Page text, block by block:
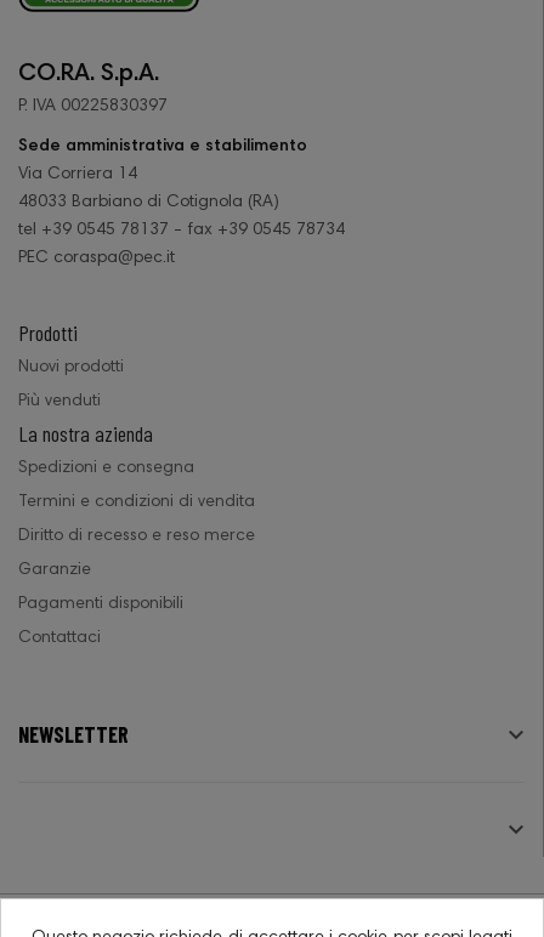
CO.RA. S.p.A.
P. IVA 00225830397
Sede amministrativa e stabilimento
Via Corriera 14
48033 Barbiano di Cotignola (RA)
tel +39 0545 78137 - fax +39 0545 78734
PEC coraspa@pec.it
Prodotti
Nuovi prodotti
Più venduti
La nostra azienda
Spedizioni e consegna
Termini e condizioni di vendita
Diritto di recesso e reso merce
Garanzie
Pagamenti disponibili
Contattaci
NEWSLETTER 
